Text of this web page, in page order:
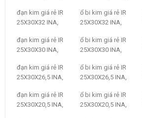
đạn kim giá rẻ IR
25X30X32 INA,
ổ bi kim giá rẻ IR
25X30X32 INA,
đạn kim giá rẻ IR
25X30X30 INA,
ổ bi kim giá rẻ IR
25X30X30 INA,
đạn kim giá rẻ IR
25X30X26,5 INA,
ổ bi kim giá rẻ IR
25X30X26,5 INA,
đạn kim giá rẻ IR
25X30X20,5 INA,
ổ bi kim giá rẻ IR
25X30X20,5 INA,